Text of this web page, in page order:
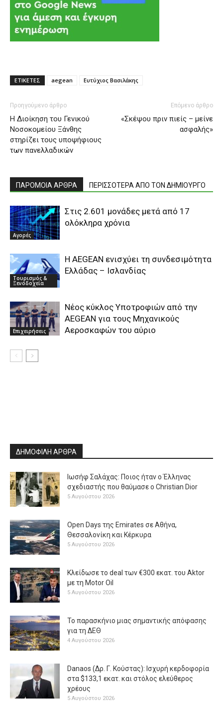
ΕΤΙΚΕΤΕΣ aegean Ευτύχιος Βασιλάκης
Προηγούμενο άρθρο
Η Διοίκηση του Γενικού
Νοσοκομείου Ξάνθης
στηρίζει τους υποψήφιους
των πανελλαδικών
Επόμενο άρθρο
«Σκέψου πριν πιείς – μείνε
ασφαλής»
ΠΑΡΟΜΟΙΑ ΑΡΘΡΑ ΠΕΡΙΣΣΟΤΕΡΑ ΑΠΟ ΤΟΝ ΔΗΜΙΟΥΡΓΟ
Αγορές
Στις 2.601 μονάδες μετά από 17
ολόκληρα χρόνια
Τουρισμός &
Ξενοδοχεία
Η AEGEAN ενισχύει τη συνδεσιμότητα
Ελλάδας – Ισλανδίας
Επιχειρήσεις
Νέος κύκλος Υποτροφιών από την
AEGEAN για τους Μηχανικούς
Αεροσκαφών του αύριο
ΔΗΜΟΦΙΛΗ ΑΡΘΡΑ
Ιωσήφ Σαλάχας: Ποιος ήταν ο Έλληνας
σχεδιαστής που θαύμασε ο Christian Dior
5 Αυγούστου 2026
Open Days της Emirates σε Αθήνα,
Θεσσαλονίκη και Κέρκυρα
5 Αυγούστου 2026
Κλείδωσε το deal των €300 εκατ. του Aktor
με τη Μotor Oil
5 Αυγούστου 2026
Το παρασκήνιο μιας σημαντικής απόφασης
για τη ΔΕΘ
4 Αυγούστου 2026
Danaos (Δρ. Γ. Κούστας): Ισχυρή κερδοφορία
στα $133,1 εκατ. και στόλος ελεύθερος
χρέους
5 Αυγούστου 2026